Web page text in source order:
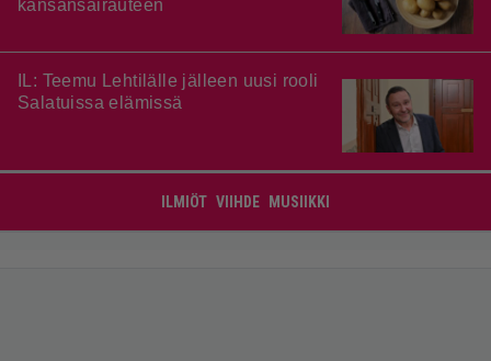
kansansairauteen
IL: Teemu Lehtilälle jälleen uusi rooli
Salatuissa elämissä
ILMIÖT VIIHDE MUSIIKKI